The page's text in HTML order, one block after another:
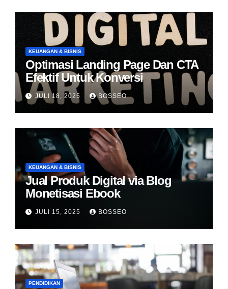
KEUANGAN & BISNIS
Optimasi Landing Page Dan CTA
Efektif Untuk Konversi
JULI 18, 2025 BOSSEO
KEUANGAN & BISNIS
Jual Produk Digital via Blog
Monetisasi Ebook
JULI 15, 2025 BOSSEO
PENDIDIKAN